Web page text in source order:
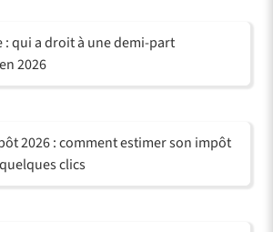
: qui a droit à une demi-part
2026
2026 : comment estimer son impôt
clics